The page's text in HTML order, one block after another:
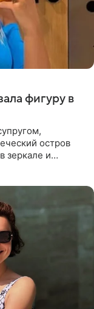
фигуру в
остров
зеркале и